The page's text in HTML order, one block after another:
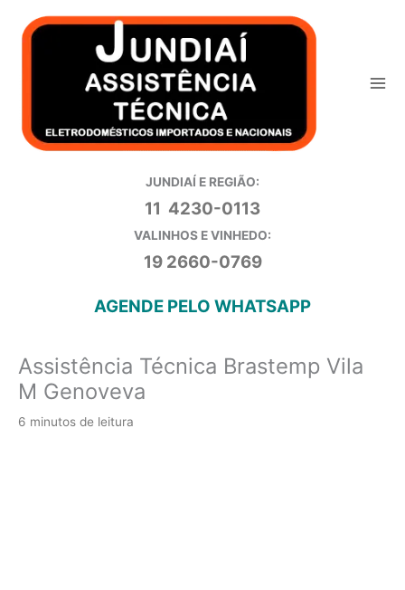
para
JUNDIAÍ E REGIÃO:
11 4230-0113
VALINHOS E VINHEDO:
19 2660-0769
AGENDE PELO WHATSAPP
Assistência Técnica Brastemp Vila
M Genoveva
6 minutos de leitura